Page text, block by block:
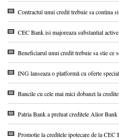
Contractul unui credit trebuie sa contina
CEC Bank isi majoreaza substantial
Beneficiarul unui credit trebuie sa stie ce
ING lanseaza o platformă cu oferte
Bancile cu cele mai mici dobanzi la
Patria Bank a preluat creditele Alior Bank
Promotie la creditele ipotecare de la CEC